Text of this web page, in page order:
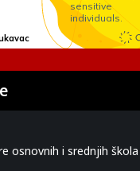
osnovnih i srednjih škola